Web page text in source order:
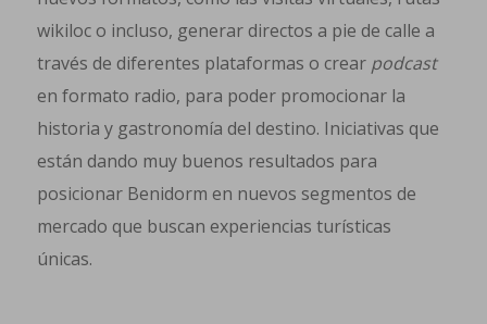
wikiloc o incluso, generar directos a pie de calle a
través de diferentes plataformas o crear podcast
en formato radio, para poder promocionar la
historia y gastronomía del destino. Iniciativas que
están dando muy buenos resultados para
posicionar Benidorm en nuevos segmentos de
mercado que buscan experiencias turísticas
únicas.